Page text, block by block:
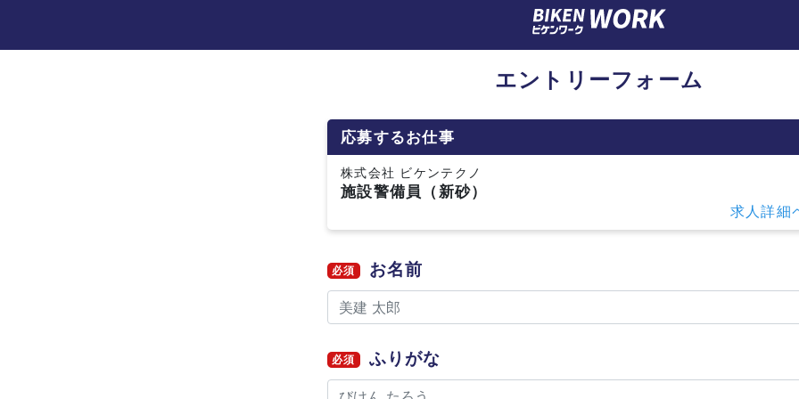
エントリーフォーム
応募するお仕事
株式会社 ビケンテクノ
施設警備員（新砂）
求人詳細
必須 お名前
必須 ふりがな